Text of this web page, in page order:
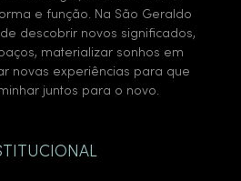
e função. Na São Geraldo
descobrir novos significados,
materializar sonhos em
novas experiências para que
juntos para o novo.